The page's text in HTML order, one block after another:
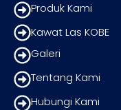
Produk Kami
Kawat Las KOBE
Galeri
Tentang Kami
Hubungi Kami